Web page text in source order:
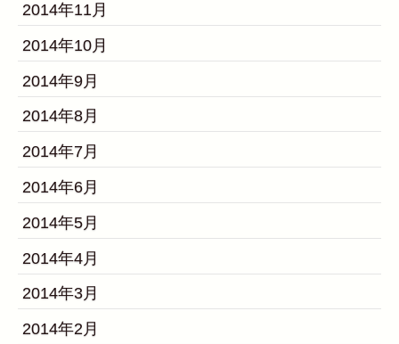
2014年11月
2014年10月
2014年9月
2014年8月
2014年7月
2014年6月
2014年5月
2014年4月
2014年3月
2014年2月